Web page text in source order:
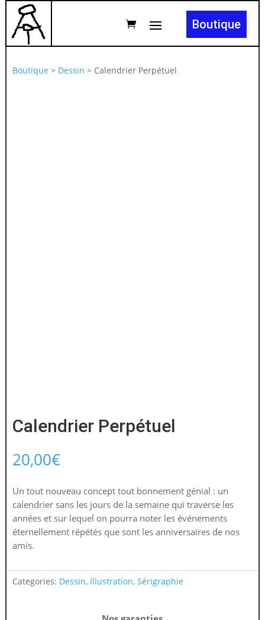
Boutique
Boutique > Dessin > Calendrier Perpétuel
Calendrier Perpétuel
20,00€
Un tout nouveau concept tout bonnement génial : un
calendrier sans les jours de la semaine qui traverse les
années et sur lequel on pourra noter les événements
éternellement répétés que sont les anniversaires de nos
amis.
Categories: Dessin, Illustration, Sérigraphie